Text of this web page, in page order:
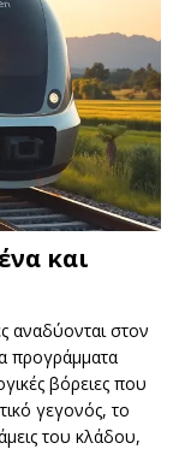
και
αναδύονται στον
προγράμματα
βόρειες που
γεγονός, το
του κλάδου,